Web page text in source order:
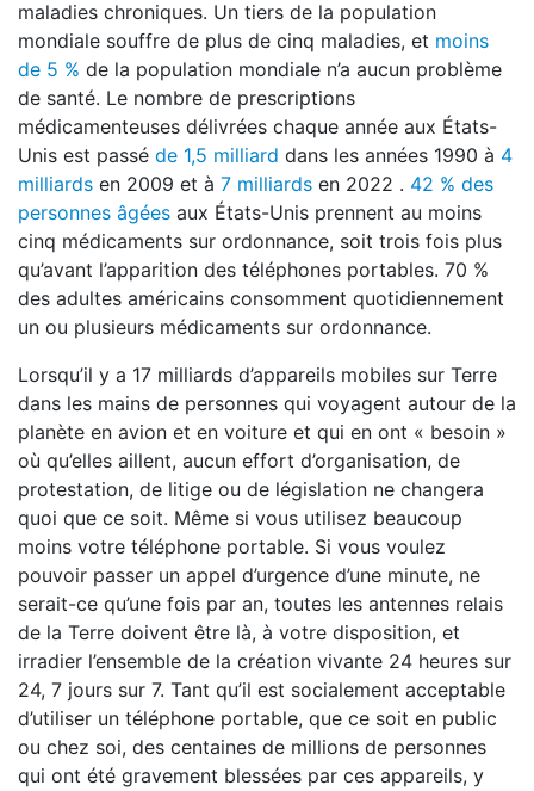
maladies chroniques. Un tiers de la population
mondiale souffre de plus de cinq maladies, et moins
de 5 % de la population mondiale n’a aucun problème
de santé. Le nombre de prescriptions
médicamenteuses délivrées chaque année aux États-
Unis est passé de 1,5 milliard dans les années 1990 à 4
milliards en 2009 et à 7 milliards en 2022 . 42 % des
personnes âgées aux États-Unis prennent au moins
cinq médicaments sur ordonnance, soit trois fois plus
qu’avant l’apparition des téléphones portables. 70 %
des adultes américains consomment quotidiennement
un ou plusieurs médicaments sur ordonnance.
Lorsqu’il y a 17 milliards d’appareils mobiles sur Terre
dans les mains de personnes qui voyagent autour de la
planète en avion et en voiture et qui en ont « besoin »
où qu’elles aillent, aucun effort d’organisation, de
protestation, de litige ou de législation ne changera
quoi que ce soit. Même si vous utilisez beaucoup
moins votre téléphone portable. Si vous voulez
pouvoir passer un appel d’urgence d’une minute, ne
serait-ce qu’une fois par an, toutes les antennes relais
de la Terre doivent être là, à votre disposition, et
irradier l’ensemble de la création vivante 24 heures sur
24, 7 jours sur 7. Tant qu’il est socialement acceptable
d’utiliser un téléphone portable, que ce soit en public
ou chez soi, des centaines de millions de personnes
qui ont été gravement blessées par ces appareils, y